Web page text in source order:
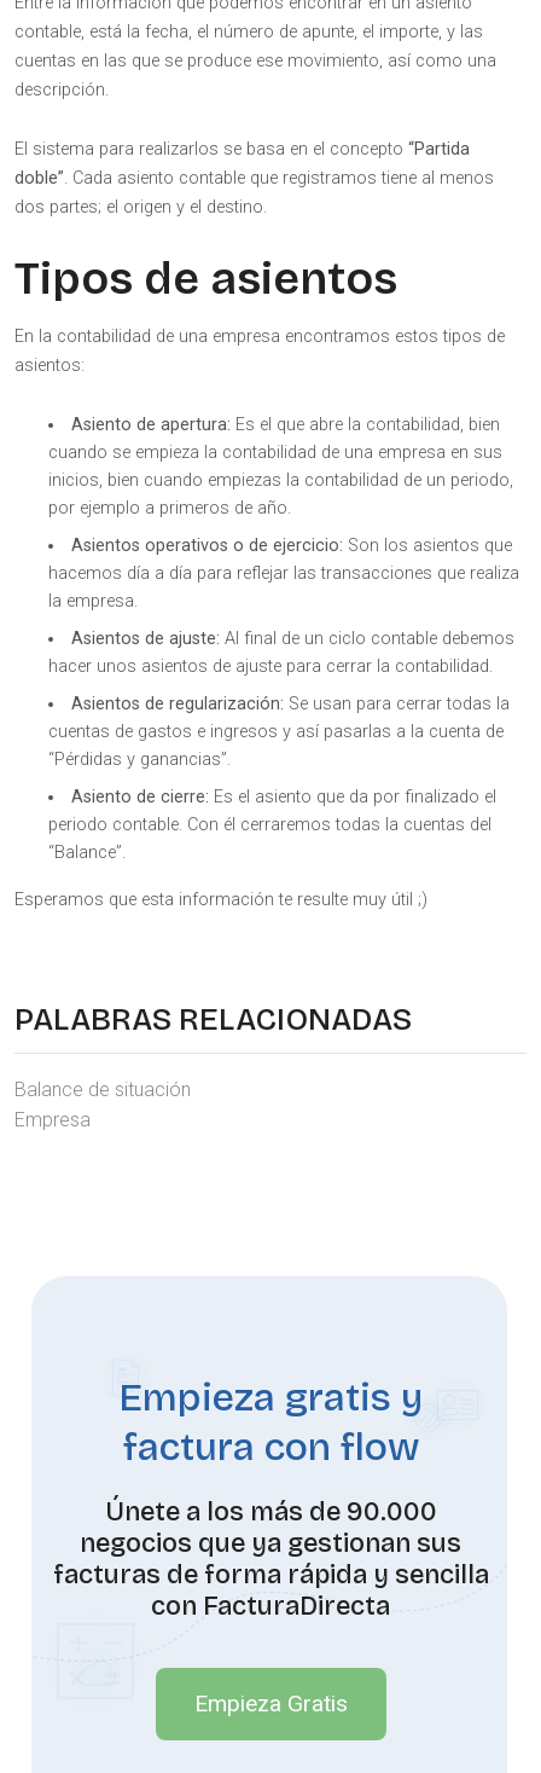
contable, está la fecha, el número de apunte, el importe, y las
cuentas en las que se produce ese movimiento, así como una
descripción.
El sistema para realizarlos se basa en el concepto “Partida
doble”. Cada asiento contable que registramos tiene al menos
dos partes; el origen y el destino.
Tipos de asientos
En la contabilidad de una empresa encontramos estos tipos de
asientos:
Asiento de apertura: Es el que abre la contabilidad, bien
cuando se empieza la contabilidad de una empresa en sus
inicios, bien cuando empiezas la contabilidad de un periodo,
por ejemplo a primeros de año.
Asientos operativos o de ejercicio: Son los asientos que
hacemos día a día para reflejar las transacciones que realiza
la empresa.
Asientos de ajuste: Al final de un ciclo contable debemos
hacer unos asientos de ajuste para cerrar la contabilidad.
Asientos de regularización: Se usan para cerrar todas la
cuentas de gastos e ingresos y así pasarlas a la cuenta de
“Pérdidas y ganancias”.
Asiento de cierre: Es el asiento que da por finalizado el
periodo contable. Con él cerraremos todas la cuentas del
“Balance”.
Esperamos que esta información te resulte muy útil ;)
PALABRAS RELACIONADAS
Balance de situación
Empresa
Empieza gratis y
factura con flow
Únete a los más de 90.000
negocios que ya gestionan sus
facturas de forma rápida y sencilla
con FacturaDirecta
Empieza Gratis